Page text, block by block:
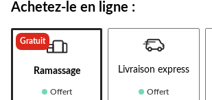
Achetez-le en ligne :
Gratuit
Ramassage
Offert
Livraison express
Offert